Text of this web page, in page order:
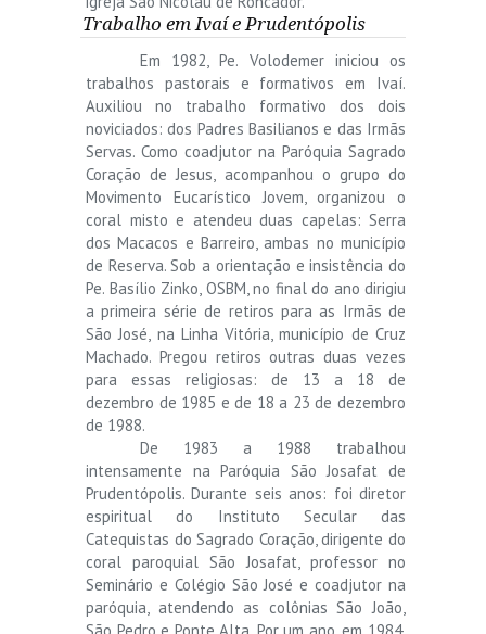
Trabalho em Ivaí e Prudentópolis
Em 1982, Pe. Volodemer iniciou os
trabalhos pastorais e formativos em Ivaí.
Auxiliou no trabalho formativo dos dois
noviciados: dos Padres Basilianos e das Irmãs
Servas. Como coadjutor na Paróquia Sagrado
Coração de Jesus, acompanhou o grupo do
Movimento Eucarístico Jovem, organizou o
coral misto e atendeu duas capelas: Serra
dos Macacos e Barreiro, ambas no município
de Reserva. Sob a orientação e insistência do
Pe. Basílio Zinko, OSBM, no final do ano dirigiu
a primeira série de retiros para as Irmãs de
São José, na Linha Vitória, município de Cruz
Machado. Pregou retiros outras duas vezes
para essas religiosas: de 13 a 18 de
dezembro de 1985 e de 18 a 23 de dezembro
de 1988.
De 1983 a 1988 trabalhou
intensamente na Paróquia São Josafat de
Prudentópolis. Durante seis anos: foi diretor
espiritual do Instituto Secular das
Catequistas do Sagrado Coração, dirigente do
coral paroquial São Josafat, professor no
Seminário e Colégio São José e coadjutor na
paróquia, atendendo as colônias São João,